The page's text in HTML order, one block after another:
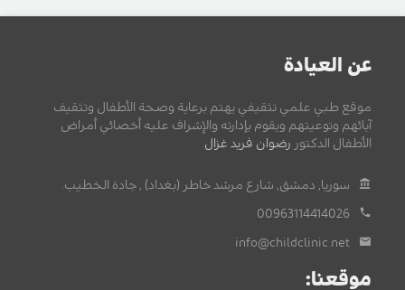
عن العيادة
موقع طبي علمي تثقيفي يهتم برعاية وصحة الأطفال وتثقيف
آبائهم وتوعيتهم ويقوم بإدارته والإشراف عليه أخصائي أمراض
الأطفال الدكتور رضوان فريد غزال
سوريا, دمشق, شارع مرشد خاطر (بغداد) , جادة الخطيب.
00963114414026
info@childclinic.net
موقعنا: